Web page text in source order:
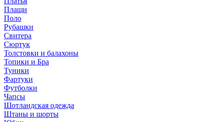
Плащи
Поло
Рубашки
Свитера
Сюртук
Толстовки и балахоны
Топики и Бра
Туники
Фартуки
Футболки
Чапсы
Шотландская одежда
Штаны и шорты